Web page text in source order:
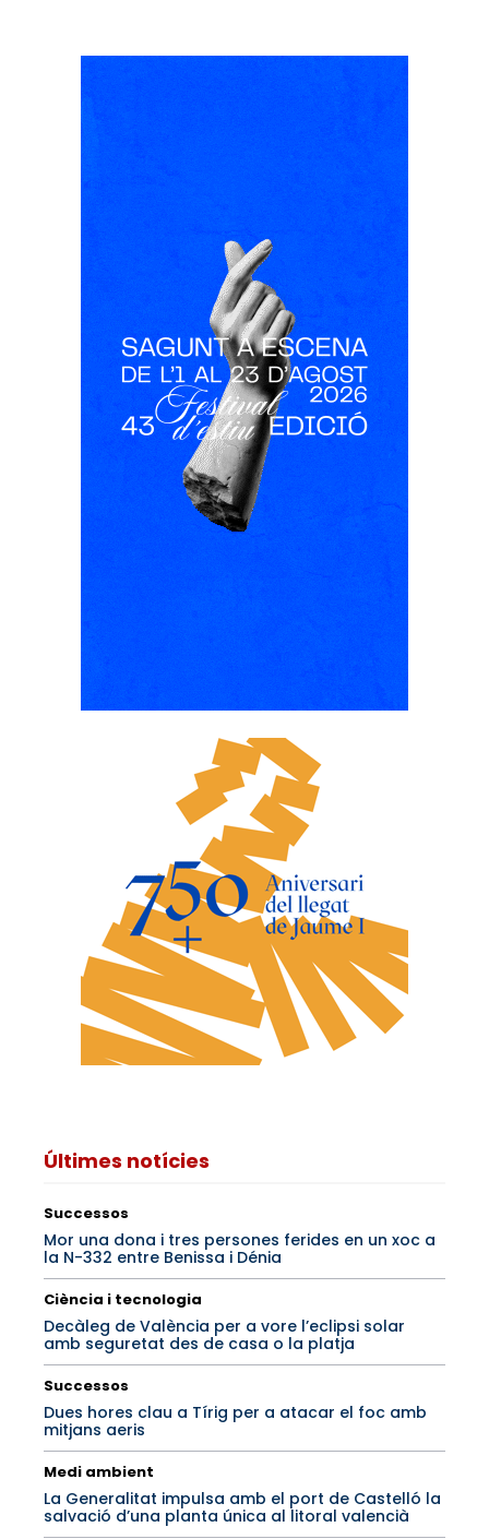
Últimes notícies
Successos
Mor una dona i tres persones ferides en un xoc a
la N-332 entre Benissa i Dénia
Ciència i tecnologia
Decàleg de València per a vore l’eclipsi solar
amb seguretat des de casa o la platja
Successos
Dues hores clau a Tírig per a atacar el foc amb
mitjans aeris
Medi ambient
La Generalitat impulsa amb el port de Castelló la
salvació d’una planta única al litoral valencià